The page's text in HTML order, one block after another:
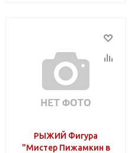
РЫЖИЙ Фигура
"Мистер Пижамкин в